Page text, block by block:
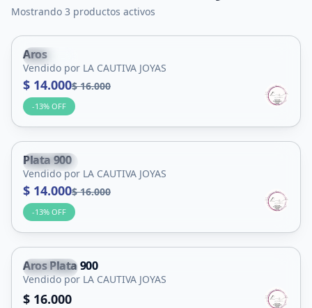
Mostrando 3 productos activos
Capital
Aros
Vendido por LA CAUTIVA JOYAS
$ 14.000$ 16.000
-13% OFF
Capital
Plata 900
Vendido por LA CAUTIVA JOYAS
$ 14.000$ 16.000
-13% OFF
Capital
Aros Plata 900
Vendido por LA CAUTIVA JOYAS
$ 16.000